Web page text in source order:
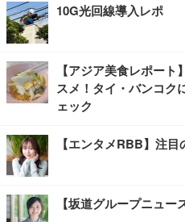
10G光回線導入レポ
【アジア美食レポー
スメ！タイ・バンコク
ェック
【エンタメRBB】注
【坂道グループニュ